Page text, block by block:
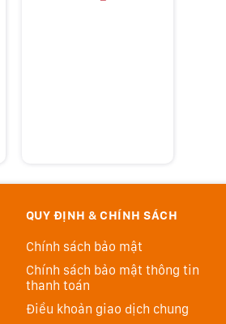
QUY ĐỊNH & CHÍNH SÁCH
Chính sách bảo mật
Chính sách bảo mật thông tin
thanh toán
Điều khoản giao dịch chung